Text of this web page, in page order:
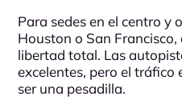
Para sedes en el centro y
Houston o San Francisco,
libertad total. Las
excelentes, pero el tráfico
ser una pesadilla.